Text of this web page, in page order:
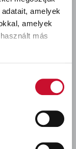
amelyek
amelyek
más